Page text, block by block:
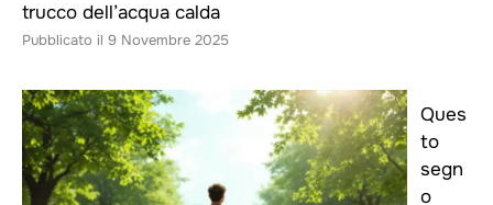
trucco dell’acqua calda
9 Novembre 2025
Ques
to
segn
o